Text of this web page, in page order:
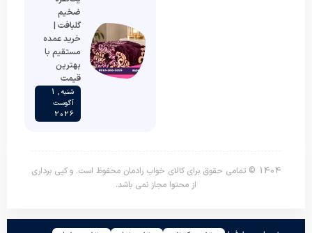
ضخیم
گلبافت |
خرید عمده
مستقیم با
بهترین
قیمت
شنبه , 1
آگوست
2026
1404 © تمامی حقوق برای کالای خواب رادمان محفوظ است. و کپی برداری
از محتوا مجاز نمی باشد.